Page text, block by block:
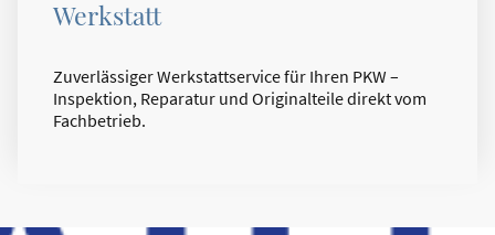
Werkstatt
Zuverlässiger Werkstattservice für Ihren PKW –
Inspektion, Reparatur und Originalteile direkt vom
Fachbetrieb.